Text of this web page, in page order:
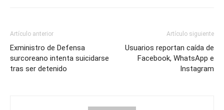
Artículo anterior
Exministro de Defensa
surcoreano intenta suicidarse
tras ser detenido
Artículo siguiente
Usuarios reportan caída de
Facebook, WhatsApp e
Instagram